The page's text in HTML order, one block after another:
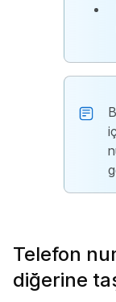
Telefon
diğerine